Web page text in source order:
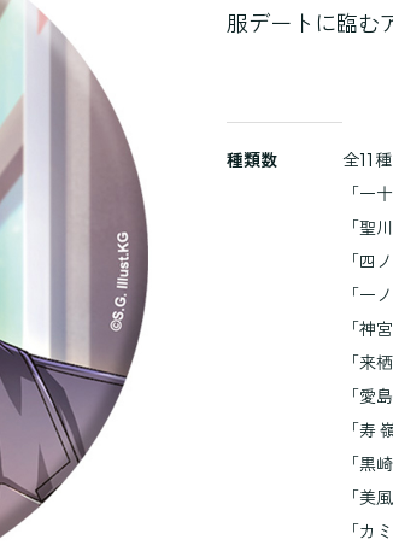
服デートに臨む
種類数
全11種
「一
「聖
「四
「一
「神
「来
「愛
「寿
「黒
「美
「カ